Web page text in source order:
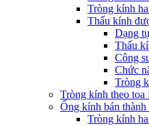
Tròng kính
Thấu kính
Dạng
Thấu
Công
Chức
Tròng
Tròng kính theo toa
Ống kính bán thành
Tròng kính